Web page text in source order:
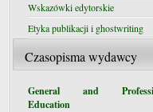
Wskazówki edytorskie
Etyka publikacji i ghostwriting
Czasopisma wydawcy
General and
Education